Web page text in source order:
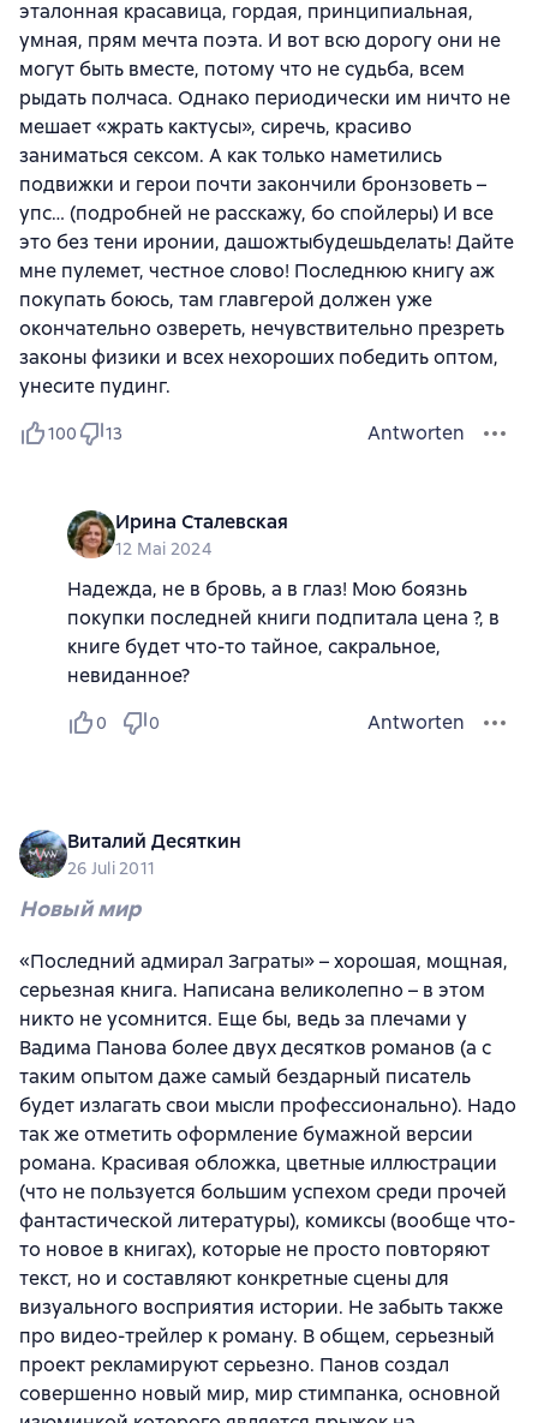
эталонная красавица, гордая, принципиальная,
умная, прям мечта поэта. И вот всю дорогу они не
могут быть вместе, потому что не судьба, всем
рыдать полчаса. Однако периодически им ничто не
мешает «жрать кактусы», сиречь, красиво
заниматься сексом. А как только наметились
подвижки и герои почти закончили бронзоветь –
упс… (подробней не расскажу, бо спойлеры) И все
это без тени иронии, дашожтыбудешьделать! Дайте
мне пулемет, честное слово! Последнюю книгу аж
покупать боюсь, там главгерой должен уже
окончательно озвереть, нечувствительно презреть
законы физики и всех нехороших победить оптом,
унесите пудинг.
100 13 Antworten
Ирина Сталевская
12 Mai 2024
Надежда, не в бровь, а в глаз! Мою боязнь
покупки последней книги подпитала цена ?, в
книге будет что-то тайное, сакральное,
невиданное?
0 0 Antworten
Виталий Десяткин
26 Juli 2011
Новый мир
«Последний адмирал Заграты» – хорошая, мощная,
серьезная книга. Написана великолепно – в этом
никто не усомнится. Еще бы, ведь за плечами у
Вадима Панова более двух десятков романов (а с
таким опытом даже самый бездарный писатель
будет излагать свои мысли профессионально). Надо
так же отметить оформление бумажной версии
романа. Красивая обложка, цветные иллюстрации
(что не пользуется большим успехом среди прочей
фантастической литературы), комиксы (вообще что-
то новое в книгах), которые не просто повторяют
текст, но и составляют конкретные сцены для
визуального восприятия истории. Не забыть также
про видео-трейлер к роману. В общем, серьезный
проект рекламируют серьезно. Панов создал
совершенно новый мир, мир стимпанка, основной